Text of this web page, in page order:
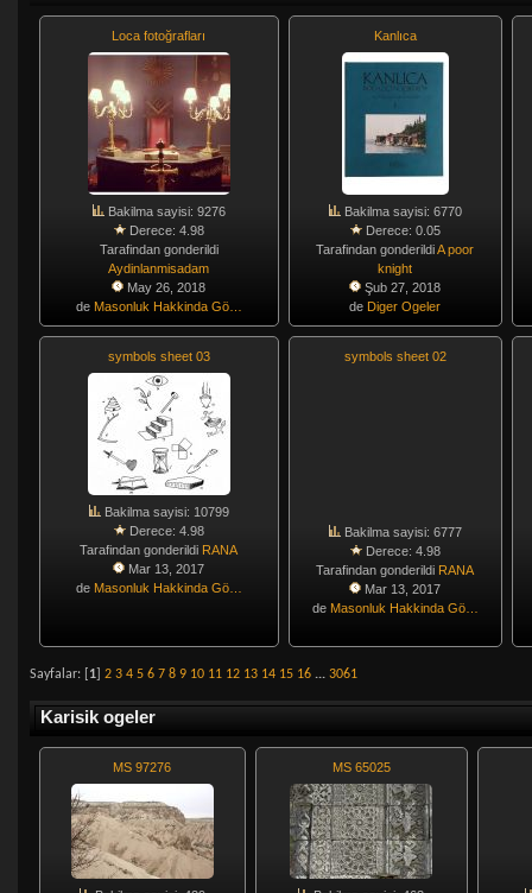
Loca fotoğrafları
Bakilma sayisi: 9276
Derece: 4.98
Tarafindan gonderildi
Aydinlanmisadam
May 26, 2018
de Masonluk Hakkinda Gö…
Kanlıca
Bakilma sayisi: 6770
Derece: 0.05
Tarafindan gonderildiA poor
knight
Şub 27, 2018
de Diger Ogeler
symbols sheet 03
Bakilma sayisi: 10799
Derece: 4.98
Tarafindan gonderildi RANA
Mar 13, 2017
de Masonluk Hakkinda Gö…
symbols sheet 02
Bakilma sayisi: 6777
Derece: 4.98
Tarafindan gonderildi RANA
Mar 13, 2017
de Masonluk Hakkinda Gö…
Sayfalar: [ 1] 2 3 4 5 6 7 8 9 10 11 12 13 14 15 16 ... 3061
Karisik ogeler
MS 97276 MS 65025